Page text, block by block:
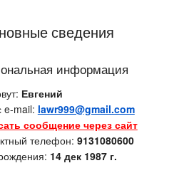
сведения
информация
Евгений
e-mail: lawr999@gmail.com
сообщение через сайт
телефон: 9131080600
14 дек 1987 г.